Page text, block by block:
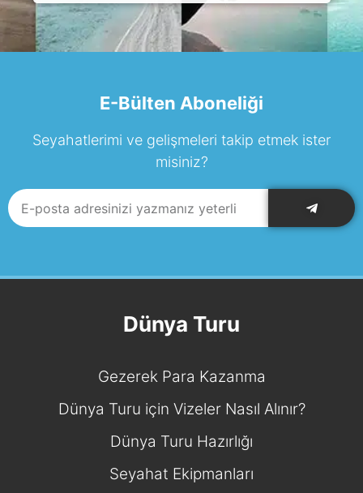
E-Bülten Aboneliği
Seyahatlerimi ve gelişmeleri takip etmek ister
misiniz?
Dünya Turu
Gezerek Para Kazanma
Dünya Turu için Vizeler Nasıl Alınır?
Dünya Turu Hazırlığı
Seyahat Ekipmanları